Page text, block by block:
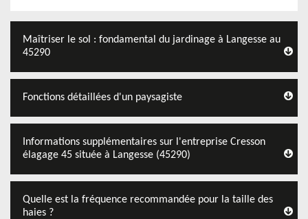
Maîtriser le sol : fondamental du jardinage à Langesse au
45290
Fonctions détaillées d'un paysagiste
Informations supplémentaires sur l'entreprise Cresson
élagage 45 située à Langesse (45290)
Quelle est la fréquence recommandée pour la taille des
haies ?